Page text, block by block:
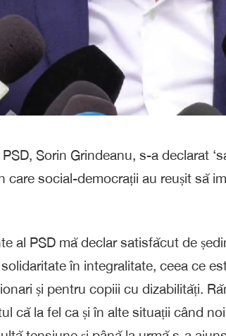
Sorin Grindeanu, s-a declarat
care social-democrații au reușit să
al PSD mă declar satisfăcut de
în integralitate, ceea ce
și pentru copiii cu dizabilități.
că la fel ca și în alte situații când